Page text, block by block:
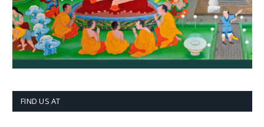
FIND US AT